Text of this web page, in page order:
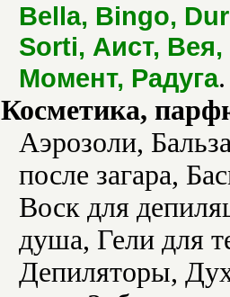
Bella, Bingo,
Sorti, Аист,
Момент, Радуга.
Косметика,
Аэрозоли,
после загара,
Воск для
душа, Гели для
Депиляторы,